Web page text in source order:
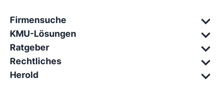
Firmensuche
KMU-Lösungen
Ratgeber
Rechtliches
Herold